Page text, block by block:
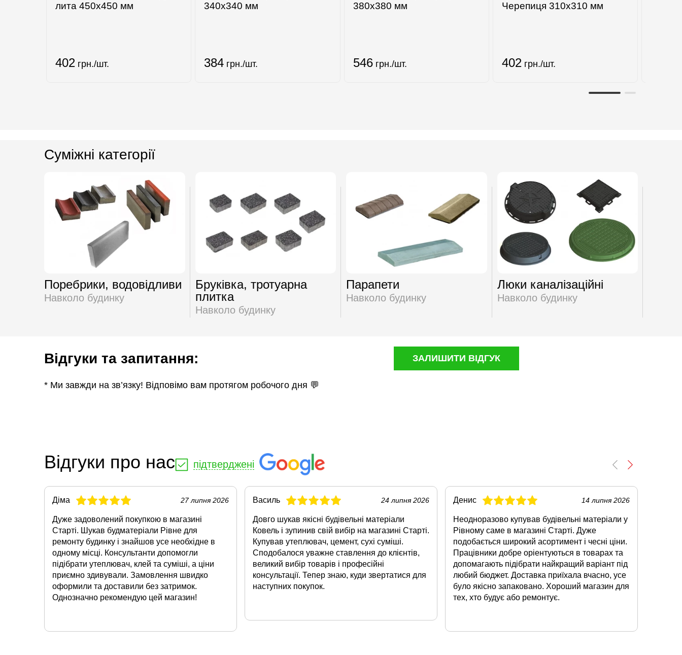
лита 450х450 мм
402 грн./шт.
340х340 мм
384 грн./шт.
380х380 мм
546грн./шт.
Черепиця 310х310 мм
402грн./шт.
Суміжні категорії
Поребрики, водовідливи
Навколо будинку
Бруківка, тротуарна
плитка
Навколо будинку
Парапети
Навколо будинку
Люки каналізаційні
Навколо будинку
Відгуки та запитання: ЗАЛИШИТИ ВІДГУК
* Ми завжди на зв’язку! Відповімо вам протягом робочого дня 💬
Відгуки про нас підтверджені
Діма 27 липня 2026
Дуже задоволений покупкою в магазині
Старті. Шукав будматеріали Рівне для
ремонту будинку і знайшов усе необхідне в
одному місці. Консультанти допомогли
підібрати утеплювач, клей та суміші, а ціни
приємно здивували. Замовлення швидко
оформили та доставили без затримок.
Однозначно рекомендую цей магазин!
Василь 24 липня 2026
Довго шукав якісні будівельні матеріали
Ковель і зупинив свій вибір на магазині Старті.
Купував утеплювач, цемент, сухі суміші.
Сподобалося уважне ставлення до клієнтів,
великий вибір товарів і професійні
консультації. Тепер знаю, куди звертатися для
наступних покупок.
Денис 14 липня 2026
Неодноразово купував будівельні матеріали у
Рівному саме в магазині Старті. Дуже
подобається широкий асортимент і чесні ціни.
Працівники добре оріентуються в товарах та
допомагають підібрати найкращий варіант під
любий бюджет. Доставка приїхала вчасно, усе
було якісно запаковано. Хороший магазин для
тех, хто будує або ремонтує.